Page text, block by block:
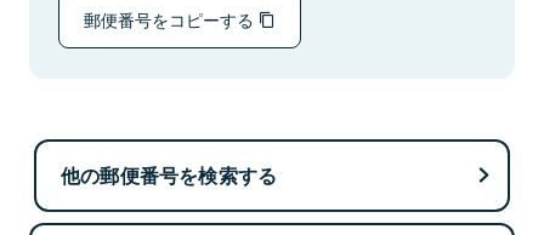
郵便番号をコピーする
他の郵便番号を検索する